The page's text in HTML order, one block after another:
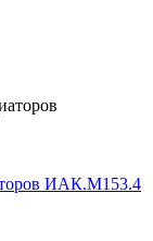
ИАК.М153.4